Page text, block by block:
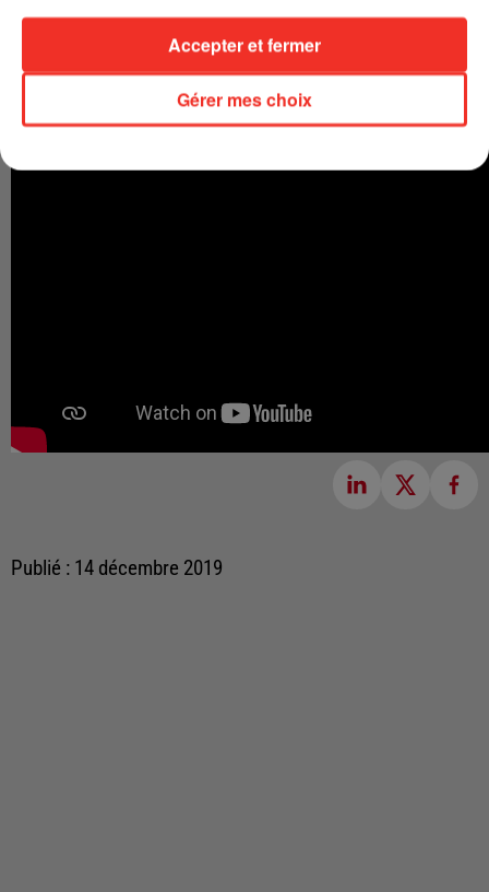
L'ALBUM « LA VIE D'ARTISTE »
Publié : 14 décembre 2019
Gérer mes choix
Accepter et fermer